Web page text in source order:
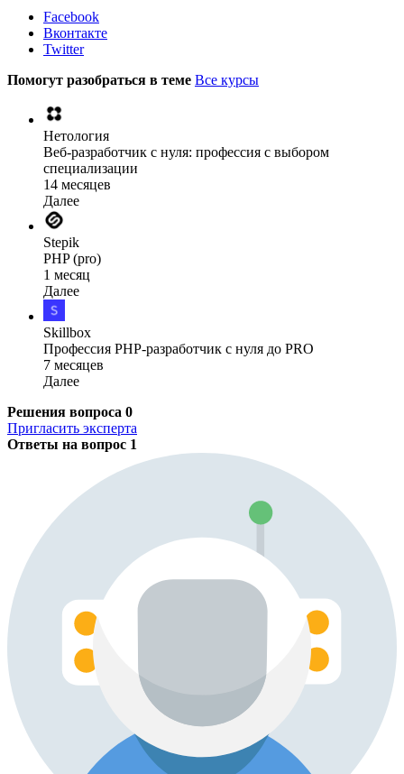
Facebook
Вконтакте
Twitter
Помогут разобраться в теме Все курсы
Нетология
Веб-разработчик с нуля: профессия с выбором
специализации
14 месяцев
Далее
Stepik
PHP (pro)
1 месяц
Далее
Skillbox
Профессия PHP-разработчик с нуля до PRO
7 месяцев
Далее
Решения вопроса 0
Пригласить эксперта
Ответы на вопрос 1